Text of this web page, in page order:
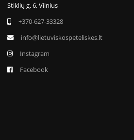
Stiklių g. 6, Vilnius
+370-627-33328
info@lietuviskospeteliskes.lt
Instagram
Facebook